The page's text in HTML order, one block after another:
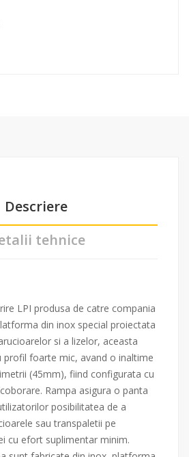
Descriere
tehnice
LPI produsa de catre compania
din inox special proiectata
si a lizelor, aceasta
foarte mic, avand o inaltime
(45mm), fiind configurata cu
Rampa asigura o panta
posibilitatea de a
sau transpaletii pe
cu efort suplimentar minim.